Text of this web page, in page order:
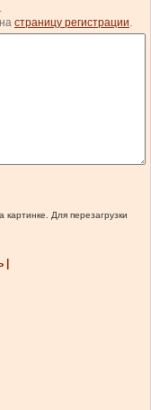
.
страницу регистрации.
Для перезагрузки